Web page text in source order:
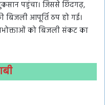
पहुंचा। जिससे छिंदगढ़,
बिजली आपूर्ति ठप हो गई।
को बिजली संकट का